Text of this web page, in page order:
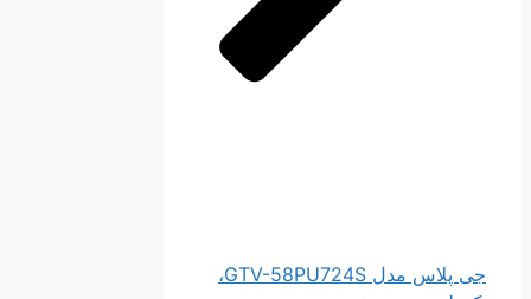
جی پلاس مدل GTV-58PU724S،